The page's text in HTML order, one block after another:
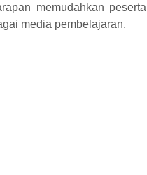
memudahkan peserta
media pembelajaran.